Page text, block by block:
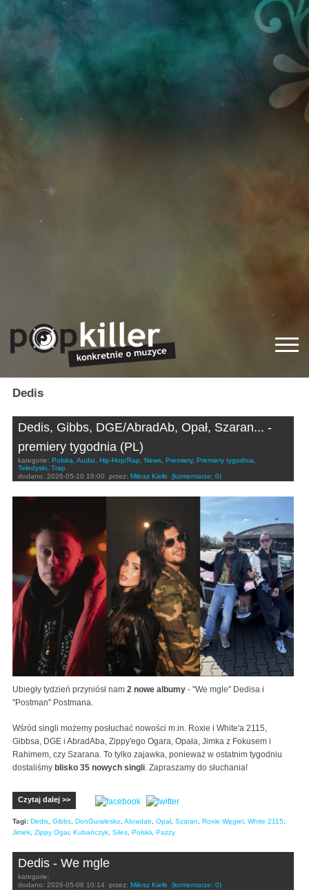
Dedis
Dedis, Gibbs, DGE/AbradAb, Opał, Szaran... -
premiery tygodnia (PL)
kategorie: Polska, Audio, Hip-Hop/Rap, News, Premiery, Premiery tygodnia,
Teledyski, Trap
dodano: 2026-05-10 16:00 przez: Miłosz Kiełb (komentarze: 0)
Ubiegły tydzień przyniósł nam 2 nowe albumy - "We mgle" Dedisa i
"Postman" Postmana.
Wśród singli możemy posłuchać nowości m.in. Roxie i White'a 2115,
Gibbsa, DGE i AbradAba, Zippy'ego Ogara, Opała, Jimka z Fokusem i
Rahimem, czy Szarana. To tylko zajawka, ponieważ w ostatnim tygodniu
dostaliśmy blisko 35 nowych singli. Zapraszamy do słuchania!
Czytaj dalej >>
Tagi: Dedis, Gibbs, DonGuralesko, Abradab, Opał, Szaran, Roxie Węgiel, White 2115,
Jimek, Zippy Ogar, Kubańczyk, Siles, Polskii, Pazzy
Dedis - We mgle
kategorie:
dodano: 2026-05-08 10:14 przez: Miłosz Kiełb (komentarze: 0)